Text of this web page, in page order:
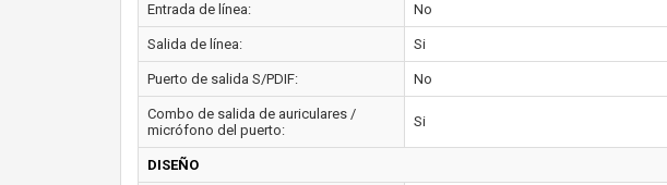
Entrada de línea: No
Salida de línea: Si
Puerto de salida S/PDIF: No
Combo de salida de auriculares /
micrófono del puerto:
Si
DISEÑO